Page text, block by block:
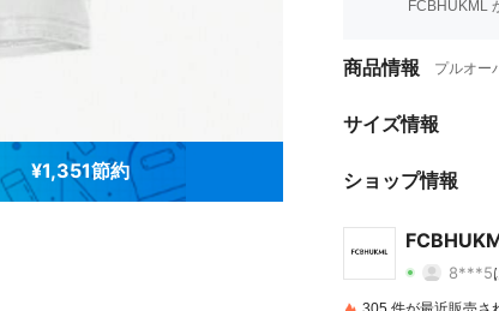
¥1,351節約
FCBHUKML
商品情報 プルオー
サイズ情報
ショップ情報
4.16
8***5